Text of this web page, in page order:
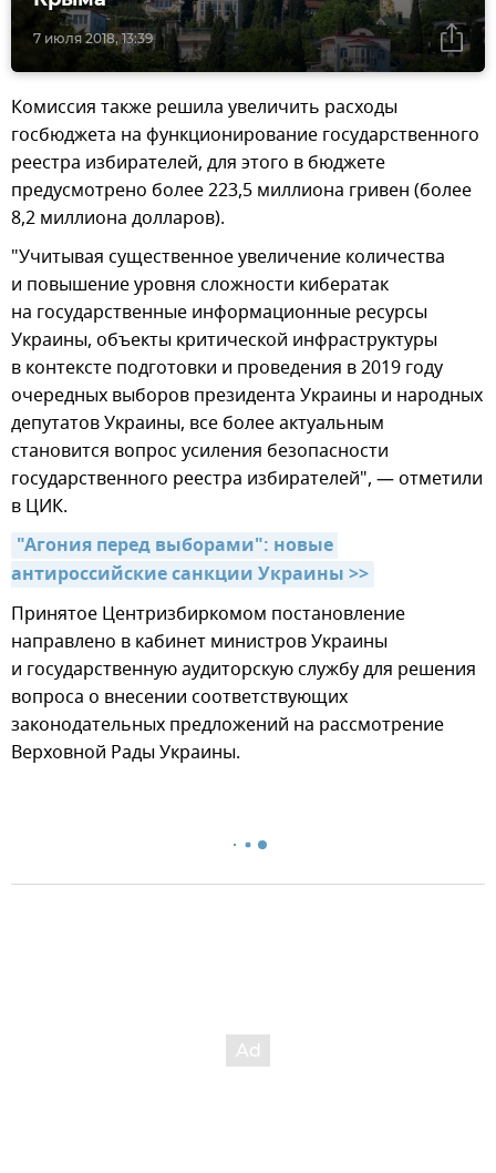
7 июля 2018, 13:39
Комиссия также решила увеличить расходы
госбюджета на функционирование государственного
реестра избирателей, для этого в бюджете
предусмотрено более 223,5 миллиона гривен (более
8,2 миллиона долларов).
"Учитывая существенное увеличение количества
и повышение уровня сложности кибератак
на государственные информационные ресурсы
Украины, объекты критической инфраструктуры
в контексте подготовки и проведения в 2019 году
очередных выборов президента Украины и народных
депутатов Украины, все более актуальным
становится вопрос усиления безопасности
государственного реестра избирателей", — отметили
в ЦИК.
"Агония перед выборами": новые
антироссийские санкции Украины >>
Принятое Центризбиркомом постановление
направлено в кабинет министров Украины
и государственную аудиторскую службу для решения
вопроса о внесении соответствующих
законодательных предложений на рассмотрение
Верховной Рады Украины.